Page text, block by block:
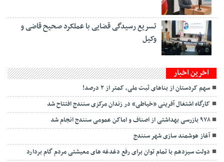
تسریع رسیدگی قضایی با عملکرد صحیح قاضی و
وکیل
اخرین اخبار
سهم کردستان از بناهای ثبت ملی، کمتر از ۲ درصد!
کارگاه اشتغال آفرینی «خیاطی» در زندان مرکزی سنندج افتتاح شد
۹۷۸ بازرسی بهداشتی از اصناف و اماکن عمومی سنندج انجام شد
آغاز هوشمند سازی شهر سنندج
دولت سیزدهم با تمام توان برای رفع دغدغه های معیشتی مردم گام بردارد